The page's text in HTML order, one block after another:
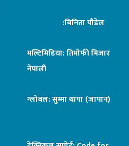
:बिनिता पौडेल
मल्टिमिडिया: तिमोफी मिजार
नेपाली
ग्लोबल: सुम्मा थापा (जापान)